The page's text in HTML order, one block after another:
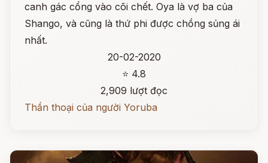
canh gác cổng vào cõi chết. Oya là vợ ba của
Shango, và cũng là thứ phi được chồng sủng ái
nhất.
20-02-2020
⭐ 4.8
2,909 lượt đọc
Thần thoại của người Yoruba